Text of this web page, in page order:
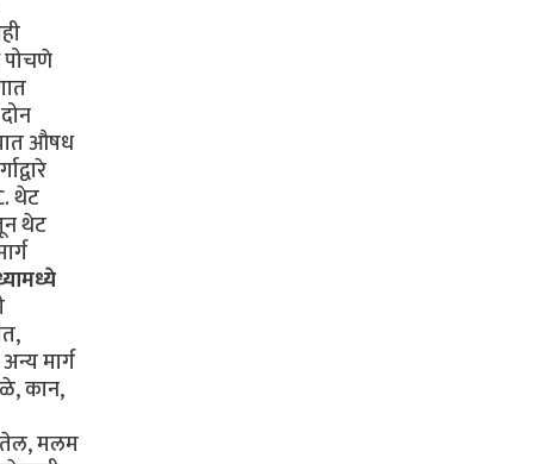
पोचणे
औषध
थेट
थेट
मार्ग
कान,
तेल, मलम